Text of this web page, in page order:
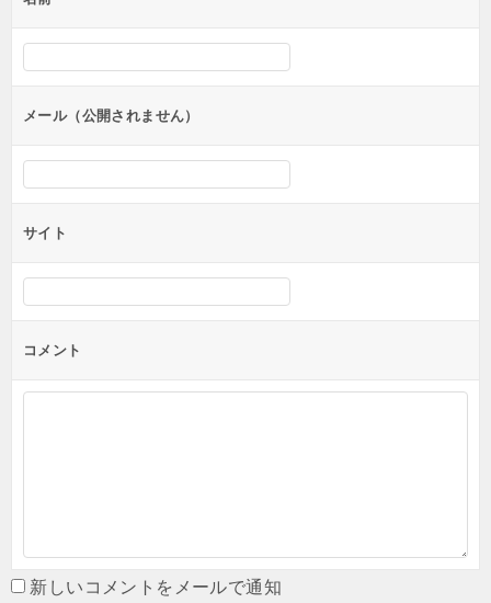
ー
シ
ンメール（公開されません）
サイト
コメント
新しいコメントをメールで通知